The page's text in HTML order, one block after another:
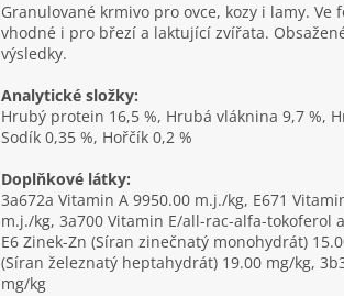
Granulované krmivo pro ovce, kozy i lamy. Ve
vhodné i pro březí a laktující zvířata.
výsledky.
Analytické složky:
Hrubý protein 16,5 %, Hrubá vláknina 9,7 %,
Sodík 0,35 %, Hořčík 0,2 %
Doplňkové látky:
3a672a Vitamin A 9950.00 m.j./kg, E671
m.j./kg, 3a700 Vitamin E/all-rac-alfa-tokoferol
E6 Zinek-Zn (Síran zinečnatý monohydrát)
(Síran železnatý heptahydrát) 19.00 mg/kg,
mg/kg